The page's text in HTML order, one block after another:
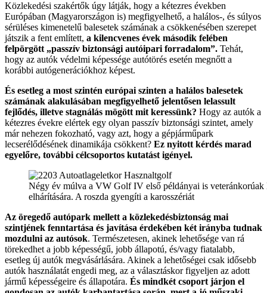
Közlekedési szakértők úgy látják, hogy a kétezres években
Európában (Magyarországon is) megfigyelhető, a halálos-, és súlyos
sérüléses kimenetelű balesetek számának a csökkenésében szerepet
játszik a fent említett, a kilencvenes évek második felében
felpörgött „passzív biztonsági autóipari forradalom”. Tehát,
hogy az autók védelmi képessége autótörés esetén megnőtt a
korábbi autógenerációkhoz képest.
És esetleg a most szintén európai szinten a halálos balesetek
számának alakulásában megfigyelhető jelentősen lelassult
fejlődés, illetve stagnálás mögött mit keressünk? Hogy az autók a
kétezres évekre elértek egy olyan passzív biztonsági szintet, amely
már nehezen fokozható, vagy azt, hogy a gépjárműpark
lecserélődésének dinamikája csökkent? Ez nyitott kérdés marad
egyelőre, további célcsoportos kutatást igényel.
Négy év múlva a VW Golf IV első példányai is
elhárítására. A roszda gyengíti a karosszériát
Az öregedő autópark mellett a közlekedésbiztonság mai
szintjének fenntartása és javítása érdekében két irányba tudnak
mozdulni az autósok. Természetesen, akinek lehetősége van rá
törekedhet a jobb képességű, jobb állapotú, és/vagy fiatalabb,
esetleg új autók megvásárlására. Akinek a lehetőségei csak idősebb
autók használatát engedi meg, az a választáskor figyeljen az adott
jármű képességeire és állapotára. És mindkét csoport járjon el